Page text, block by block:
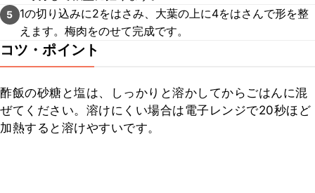
5
1の切り込みに2をはさみ、大葉の上に4をはさんで形を整
えます。梅肉をのせて完成です。
コツ・ポイント
酢飯の砂糖と塩は、しっかりと溶かしてからごはんに混
ぜてください。溶けにくい場合は電子レンジで20秒ほど
加熱すると溶けやすいです。